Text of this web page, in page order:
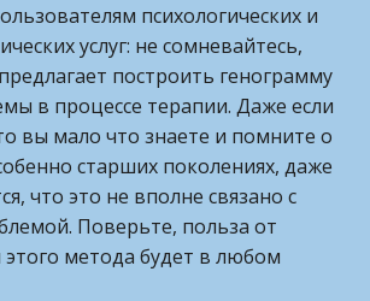
психологических и
услуг: не сомневайтесь,
построить генограмму
в процессе терапии. Даже если
вы мало что знаете и помните о
старших поколениях, даже
что это не вполне связано с
Поверьте, польза от
этого метода будет в любом